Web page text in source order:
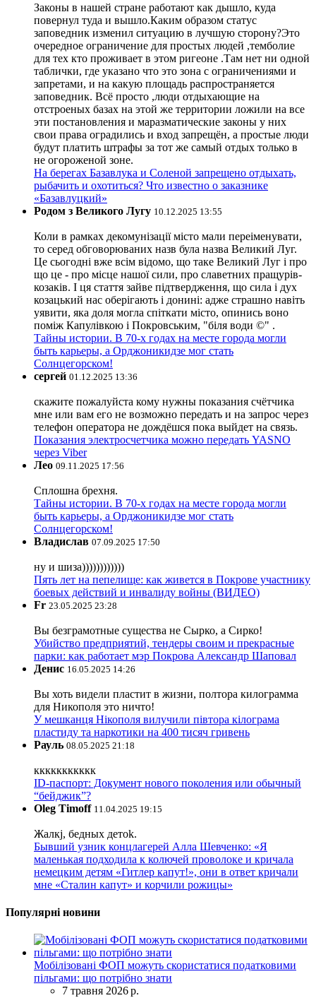
Законы в нашей стране работают как дышло, куда
повернул туда и вышло.Каким образом статус
заповедник изменил ситуацию в лучшую сторону?Это
очередное ограничение для простых людей ,темболие
для тех кто проживает в этом ригеоне .Там нет ни одной
таблички, где указано что это зона с ограничениями и
запретами, и на какую площадь распространяется
заповедник. Всё просто ,люди отдыхающие на
отстроеных базах на этой же территории ложили на все
эти постановления и маразматические законы у них
свои права оградились и вход запрещён, а простые люди
будут платить штрафы за тот же самый отдых только в
не огороженой зоне.
На берегах Базавлука и Соленой запрещено отдыхать,
рыбачить и охотиться? Что известно о заказнике
«Базавлуцкий»
Родом з Великого Лугу 10.12.2025 13:55
Коли в рамках декомунізації місто мали переіменувати,
то серед обговорюваних назв була назва Великий Луг.
Це сьогодні вже всім відомо, що таке Великий Луг і про
що це - про місце нашої сили, про славетних пращурів-
козаків. І ця стаття зайве підтвердження, що сила і дух
козацький нас оберігають і донині: адже страшно навіть
уявити, яка доля могла спіткати місто, опинись воно
поміж Капулівкою і Покровським, "біля води ©" .
Тайны истории. В 70-х годах на месте города могли
быть карьеры, а Орджоникидзе мог стать
Солнцегорском!
сергей 01.12.2025 13:36
скажите пожалуйста кому нужны показания счётчика
мне или вам его не возможно передать и на запрос через
телефон оператора не дождёшся пока выйдет на связь.
Показания электросчетчика можно передать YASNO
через Viber
Лео 09.11.2025 17:56
Сплошна брехня.
Тайны истории. В 70-х годах на месте города могли
быть карьеры, а Орджоникидзе мог стать
Солнцегорском!
Владислав 07.09.2025 17:50
ну и шиза))))))))))))
Пять лет на пепелище: как живется в Покрове участнику
боевых действий и инвалиду войны (ВИДЕО)
Fr 23.05.2025 23:28
Вы безграмотные существа не Сырко, а Сирко!
Убийство предприятий, тендеры своим и прекрасные
парки: как работает мэр Покрова Александр Шаповал
Денис 16.05.2025 14:26
Вы хоть видели пластит в жизни, полтора килограмма
для Никополя это ничто!
У мешканця Нікополя вилучили півтора кілограма
пластиду та наркотики на 400 тисяч гривень
Рауль 08.05.2025 21:18
ккккккккккк
ID-паспорт: Документ нового поколения или обычный
“бейджик”?
Oleg Timoff 11.04.2025 19:15
Жалкj, бедных детok.
Бывший узник концлагерей Алла Шевченко: «Я
маленькая подходила к колючей проволоке и кричала
немецким детям «Гитлер капут!», они в ответ кричали
мне «Сталин капут» и корчили рожицы»
Популярні новини
Мобілізовані ФОП можуть скористатися податковими
пільгами: що потрібно знати
7 травня 2026 р.